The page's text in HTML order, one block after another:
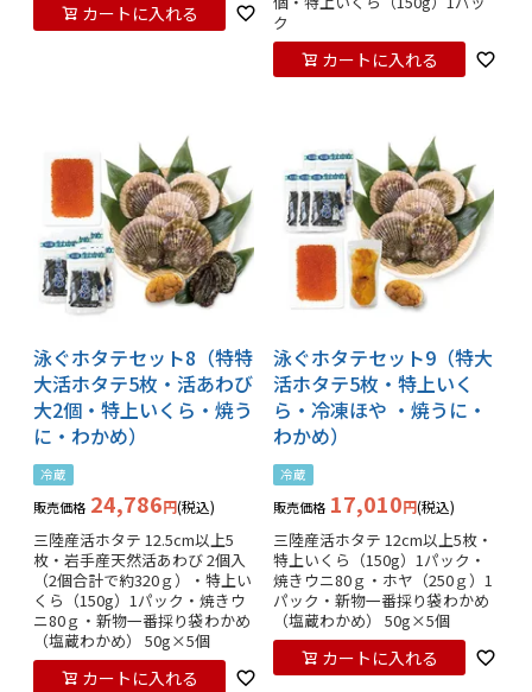
カートに入れる
ク
カートに入れる
泳ぐホタテセット8（特特
大活ホタテ5枚・活あわび
大2個・特上いくら・焼う
に・わかめ）
冷蔵
販売価格 24,786 税込
三陸産活ホタテ 12.5cm以上5
枚・岩手産天然活あわび 2個入
（2個合計で約320ｇ）・特上い
くら（150g）1パック・焼きウ
ニ80ｇ・新物一番採り袋わかめ
（塩蔵わかめ） 50g×5個
カートに入れる
泳ぐホタテセット9（特大
活ホタテ5枚・特上いく
ら・冷凍ほや ・焼うに・
わかめ）
冷蔵
販売価格 17,010 税込
三陸産活ホタテ 12cm以上5枚・
特上いくら（150g）1パック・
焼きウニ80ｇ・ホヤ（250ｇ）1
パック・新物一番採り袋わかめ
（塩蔵わかめ） 50g×5個
カートに入れる